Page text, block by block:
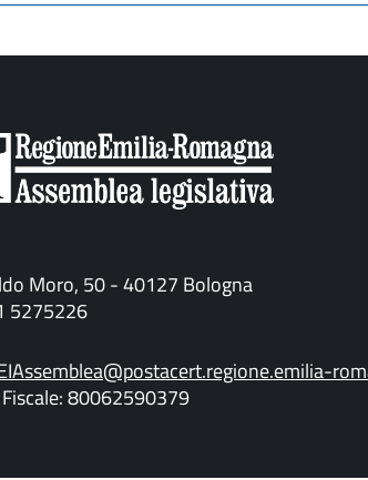
Moro, 50 - 40127 Bologna
5275226
80062590379